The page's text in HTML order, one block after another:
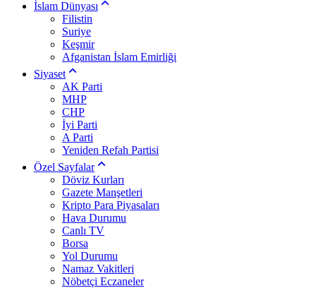
İslam Dünyası
Filistin
Suriye
Keşmir
Afganistan İslam Emirliği
Siyaset
AK Parti
MHP
CHP
İyi Parti
A Parti
Yeniden Refah Partisi
Özel Sayfalar
Döviz Kurları
Gazete Manşetleri
Kripto Para Piyasaları
Hava Durumu
Canlı TV
Borsa
Yol Durumu
Namaz Vakitleri
Nöbetçi Eczaneler